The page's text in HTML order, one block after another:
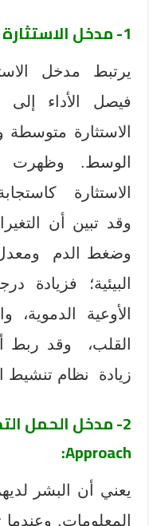
1- مدخل الاستثارة
يرتبط مدخل
فيصل الأداء
الاستثارة
الوسط. وظهرت
الاستثارة
وقد تبين أن
وضغط الدم
البيئية؛ فزيادة
الأوعية
القلب، وقد ربط
زيادة نظام تنشيط
2- مدخل الحمل التحفيزي
Approach
:
يعني أن البشر
المعلومات. وعندما